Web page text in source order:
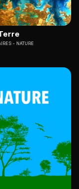
NATURE